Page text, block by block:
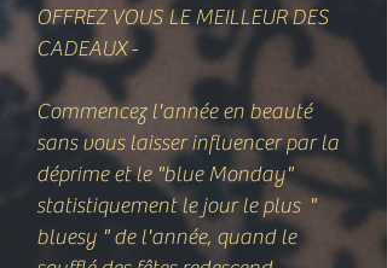
OFFREZ VOUS LE MEILLEUR DES
CADEAUX -
Commencez l'année en beauté
sans vous laisser influencer par la
déprime et le "blue Monday"
statistiquement le jour le plus "
bluesy " de l'année, quand le